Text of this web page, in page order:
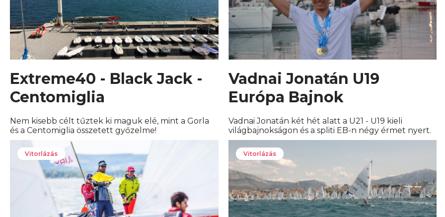
Extreme40 - Black Jack -
Centomiglia
Nem kisebb célt tűztek ki maguk elé, mint a Gorla
és a Centomiglia összetett győzelme!
Vadnai Jonatán U19
Európa Bajnok
Vadnai Jonatán két hét alatt a U21 - U19 kieli
világbajnokságon és a spliti EB-n négy érmet nyert.
Vitorlázás Vitorlázás